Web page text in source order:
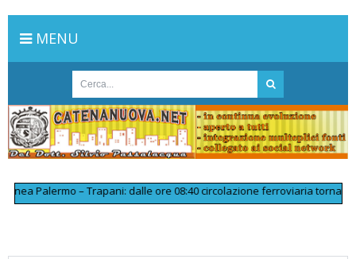
MENU
Palermo – Trapani: dalle ore 08:40 circolazione ferroviaria tornata